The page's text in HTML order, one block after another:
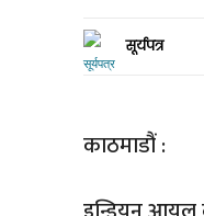
सूर्यपत्र
काठमाडौं :